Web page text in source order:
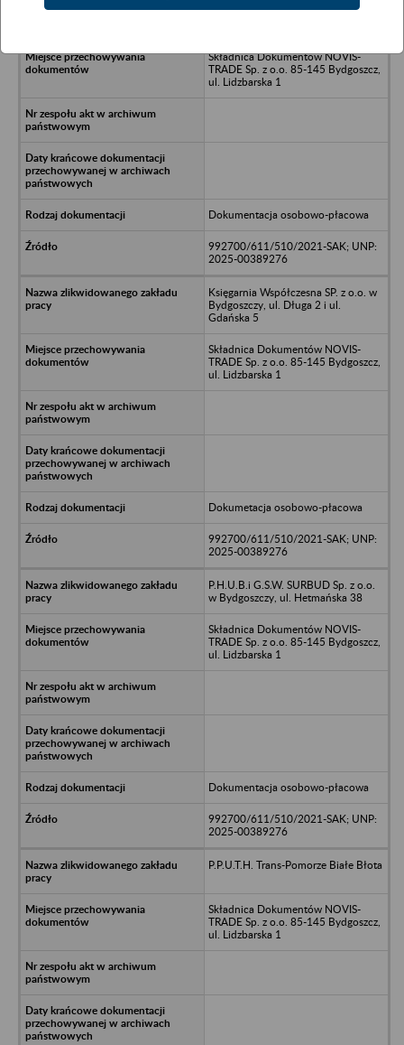
Rejonowa Spółdzielnia Rolniczo-
Składnica Dokumentów NOVIS-
TRADE Sp. z o.o. 85-145 Bydgoszcz,
ul. Lidzbarska 1
Dokumentacja osobowo-płacowa
992700/611/510/2021-SAK; UNP:
2025-00389276
Księgarnia Współczesna SP. z o.o. w
Bydgoszczy, ul. Długa 2 i ul.
Gdańska 5
Składnica Dokumentów NOVIS-
TRADE Sp. z o.o. 85-145 Bydgoszcz,
ul. Lidzbarska 1
Dokumetacja osobowo-płacowa
992700/611/510/2021-SAK; UNP:
2025-00389276
P.H.U.B.i G.S.W. SURBUD Sp. z o.o.
w Bydgoszczy, ul. Hetmańska 38
Składnica Dokumentów NOVIS-
TRADE Sp. z o.o. 85-145 Bydgoszcz,
ul. Lidzbarska 1
Dokumentacja osobowo-płacowa
992700/611/510/2021-SAK; UNP:
2025-00389276
P.P.U.T.H. Trans-Pomorze Białe Błota
Składnica Dokumentów NOVIS-
TRADE Sp. z o.o. 85-145 Bydgoszcz,
ul. Lidzbarska 1